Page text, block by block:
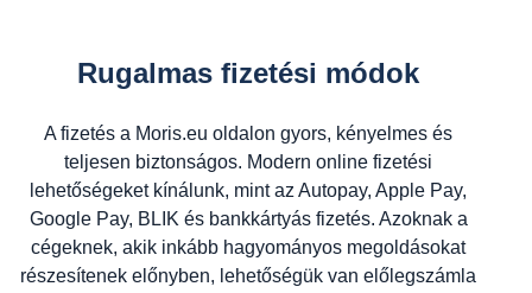
Rugalmas fizetési módok
A fizetés a Moris.eu oldalon gyors, kényelmes és
teljesen biztonságos. Modern online fizetési
lehetőségeket kínálunk, mint az Autopay, Apple Pay,
Google Pay, BLIK és bankkártyás fizetés. Azoknak a
cégeknek, akik inkább hagyományos megoldásokat
részesítenek előnyben, lehetőségük van előlegszámla